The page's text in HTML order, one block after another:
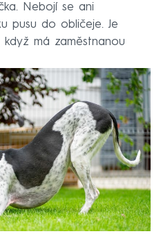
Nebojí se ani
pusu do obličeje. Je
když má zaměstnanou